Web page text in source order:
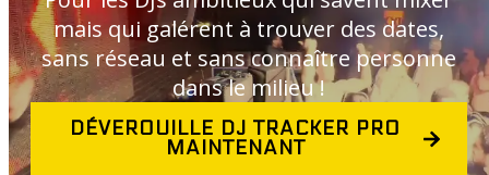
mais qui galérent à trouver des dates,
sans réseau et sans connaître personne
dans le milieu !
DÉVEROUILLE DJ TRACKER PRO
MAINTENANT